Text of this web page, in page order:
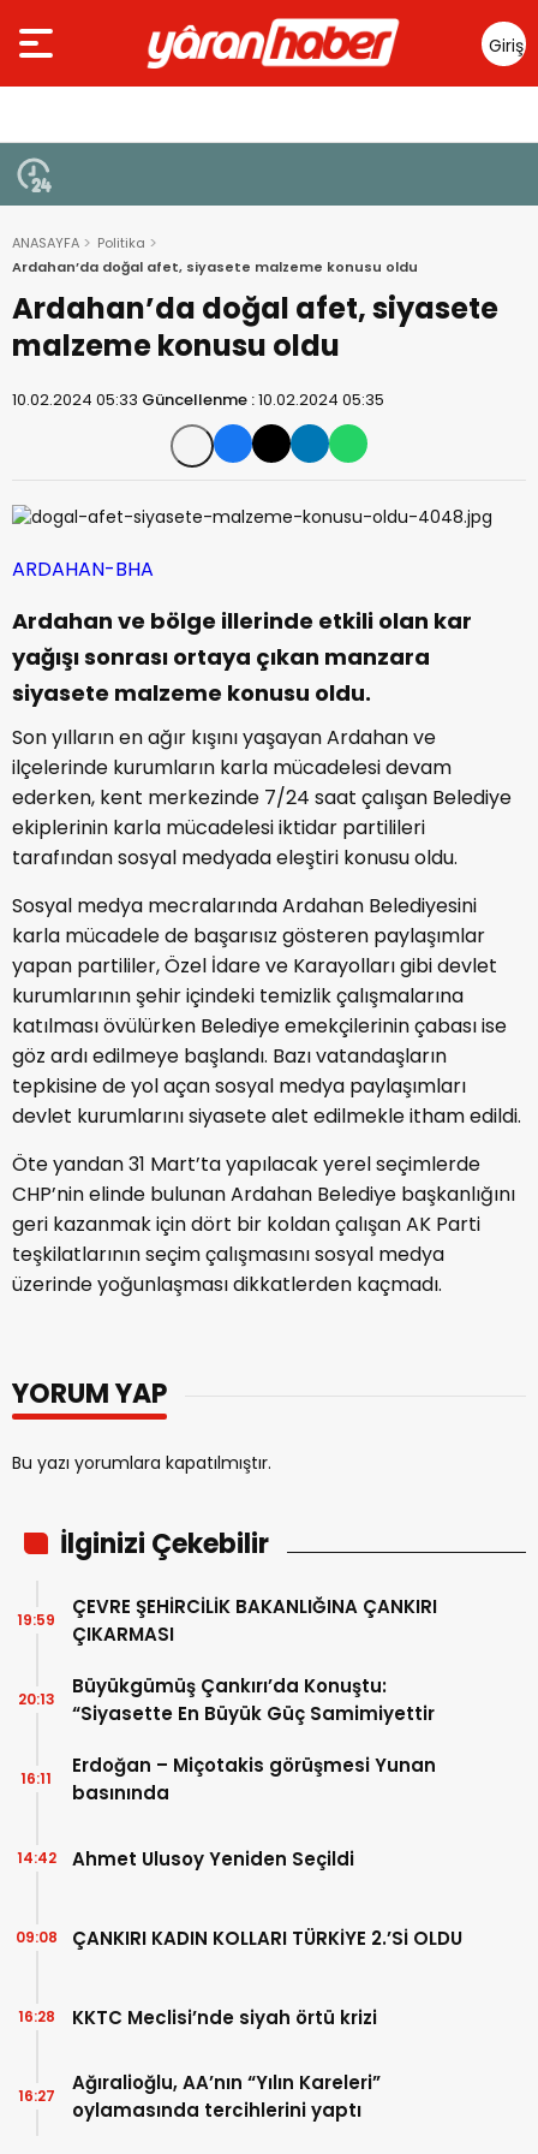
Giriş
Yap
ANASAYFA
Politika
Ardahan’da doğal afet, siyasete malzeme konusu oldu
Ardahan’da doğal afet, siyasete
malzeme konusu oldu
10.02.2024 05:33 Güncellenme :10.02.2024 05:35
ARDAHAN-BHA
Ardahan ve bölge illerinde etkili olan kar
yağışı sonrası ortaya çıkan manzara
siyasete malzeme konusu oldu.
Son yılların en ağır kışını yaşayan Ardahan ve
ilçelerinde kurumların karla mücadelesi devam
ederken, kent merkezinde 7/24 saat çalışan Belediye
ekiplerinin karla mücadelesi iktidar partilileri
tarafından sosyal medyada eleştiri konusu oldu.
Sosyal medya mecralarında Ardahan Belediyesini
karla mücadele de başarısız gösteren paylaşımlar
yapan partililer, Özel İdare ve Karayolları gibi devlet
kurumlarının şehir içindeki temizlik çalışmalarına
katılması övülürken Belediye emekçilerinin çabası ise
göz ardı edilmeye başlandı. Bazı vatandaşların
tepkisine de yol açan sosyal medya paylaşımları
devlet kurumlarını siyasete alet edilmekle itham edildi.
Öte yandan 31 Mart’ta yapılacak yerel seçimlerde
CHP’nin elinde bulunan Ardahan Belediye başkanlığını
geri kazanmak için dört bir koldan çalışan AK Parti
teşkilatlarının seçim çalışmasını sosyal medya
üzerinde yoğunlaşması dikkatlerden kaçmadı.
YORUM YAP
Bu yazı yorumlara kapatılmıştır.
İlginizi Çekebilir
ÇEVRE ŞEHİRCİLİK BAKANLIĞINA ÇANKIRI
ÇIKARMASI
19:59
Büyükgümüş Çankırı’da Konuştu:
“Siyasette En Büyük Güç Samimiyettir
20:13
Erdoğan – Miçotakis görüşmesi Yunan
basınında
16:11
Ahmet Ulusoy Yeniden Seçildi
14:42
ÇANKIRI KADIN KOLLARI TÜRKİYE 2.’Sİ OLDU
09:08
KKTC Meclisi’nde siyah örtü krizi
16:28
Ağıralioğlu, AA’nın “Yılın Kareleri”
oylamasında tercihlerini yaptı
16:27